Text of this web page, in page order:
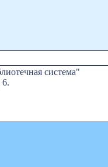
система"
6.